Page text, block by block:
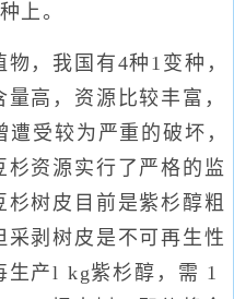
上。
，我国有4种1变种，
高，资源比较丰富，
受较为严重的破坏，
杉资源实行了严格的监
树皮目前是紫杉醇粗
剥树皮是不可再生性
生产l kg紫杉醇，需 1